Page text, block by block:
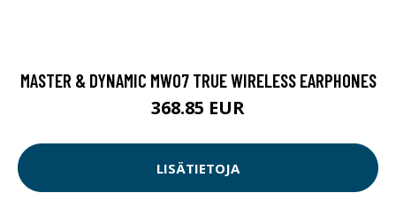
MASTER & DYNAMIC MW07 TRUE WIRELESS EARPHONES
368.85 EUR
LISÄTIETOJA